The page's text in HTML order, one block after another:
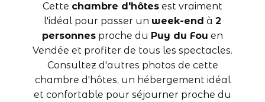
Cette chambre d'hôtes est vraiment
l'idéal pour passer un week-end à 2
personnes proche du Puy du Fou en
Vendée et profiter de tous les spectacles.
Consultez d'autres photos de cette
chambre d'hôtes, un hébergement idéal
et confortable pour séjourner proche du